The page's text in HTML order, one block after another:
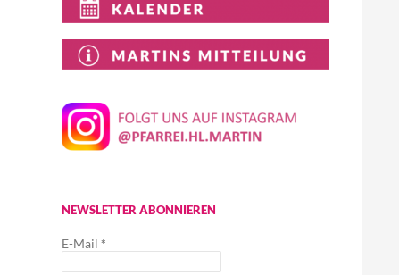
NEWSLETTER ABONNIEREN
E-Mail *